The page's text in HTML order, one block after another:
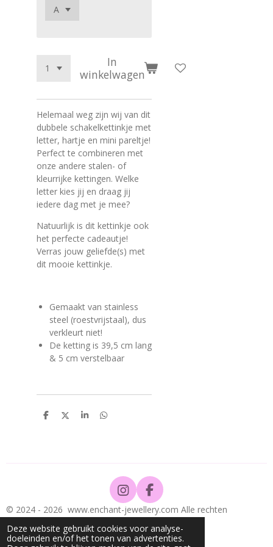
Deze website gebruikt cookies voor analyse-
doeleinden en/of het tonen van advertenties.
In
winkelwagen
Helemaal weg zijn wij van dit
dubbele schakelkettinkje met
letter, hartje en mini pareltje!
Perfect te combineren met
onze andere stalen- of
kleurrijke kettingen. Welke
letter kies jij en draag jij
iedere dag met je mee?
Natuurlijk is dit kettinkje ook
het perfecte cadeautje!
Verras jouw geliefde(s) met
dit mooie kettinkje.
Gemaakt van stainless
steel (roestvrijstaal), dus
verkleurt niet!
De ketting is 39,5 cm lang
& 5 cm verstelbaar
D
D
S
D
I
n
s
t
F
a
c
e
© 2024 - 2026 www.enchant-jewellery.com Alle rechten
voorbehouden @enchant-jewellery
Powered by JouwWeb